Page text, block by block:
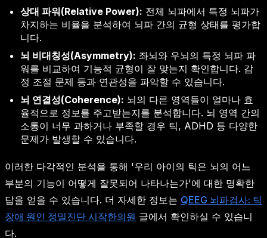
상대 파워(Relative Power): 전체 뇌파에서 특정 뇌파가
차지하는 비율을 분석하여 뇌파 간의 균형 상태를 평가합
니다.
뇌 비대칭성(Asymmetry): 좌뇌와 우뇌의 특정 뇌파 파
워를 비교하여 기능적 균형이 잘 맞는지 확인합니다. 감
정 조절 문제 등과 연관성을 파악할 수 있습니다.
뇌 연결성(Coherence): 뇌의 다른 영역들이 얼마나 효
율적으로 정보를 주고받는지를 분석합니다. 뇌 영역 간의
소통이 너무 과하거나 부족할 경우 틱, ADHD 등 다양한
문제가 발생할 수 있습니다.
이러한 다각적인 분석을 통해 '우리 아이의 틱은 뇌의 어느
부분의 기능이 어떻게 잘못되어 나타나는가'에 대한 명확한
답을 얻을 수 있습니다. 더 자세한 정보는 QEEG 뇌파검사: 틱
장애 원인 정밀진단 시작한의원 글에서 확인하실 수 있습니
다.